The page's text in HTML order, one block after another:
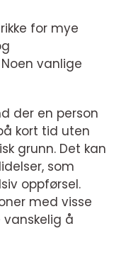
for mye
vanlige
der en person
kort tid uten
grunn. Det kan
som
oppførsel.
med visse
å